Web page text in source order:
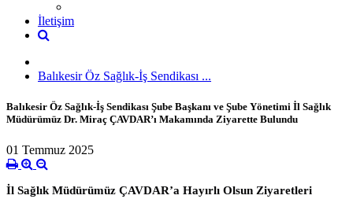
İletişim
‎Balıkesir Öz Sağlık-İş Sendikası ...
‎Balıkesir Öz Sağlık-İş Sendikası Şube Başkanı ve Şube Yönetimi İl Sağlık
Müdürümüz Dr. Miraç ÇAVDAR’ı Makamında Ziyarette Bulundu
01 Temmuz 2025
İl Sağlık Müdürümüz ÇAVDAR’a Hayırlı Olsun Ziyaretleri